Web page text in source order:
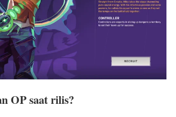
OP saat rilis?